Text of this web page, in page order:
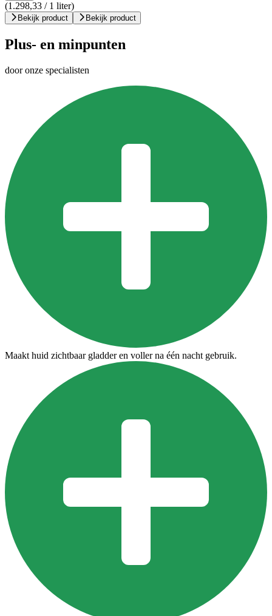
(1.298,33 / 1 liter)
Bekijk product Bekijk product
Plus- en minpunten
door onze specialisten
Maakt huid zichtbaar gladder en voller na één nacht gebruik.